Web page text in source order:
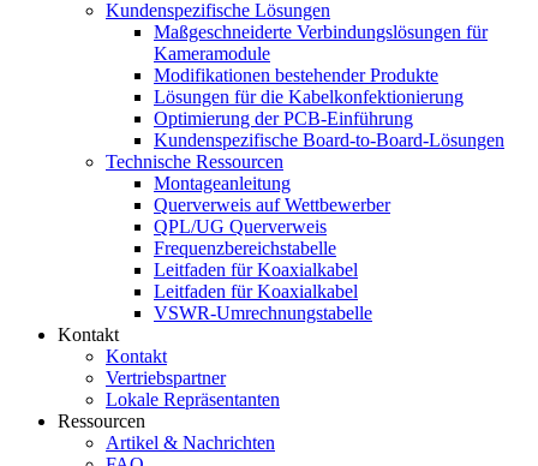
Kundenspezifische Lösungen
Maßgeschneiderte Verbindungslösungen für
Kameramodule
Modifikationen bestehender Produkte
Lösungen für die Kabelkonfektionierung
Optimierung der PCB-Einführung
Kundenspezifische Board-to-Board-Lösungen
Technische Ressourcen
Montageanleitung
Querverweis auf Wettbewerber
QPL/UG Querverweis
Frequenzbereichstabelle
Leitfaden für Koaxialkabel
Leitfaden für Koaxialkabel
VSWR-Umrechnungstabelle
Kontakt
Kontakt
Vertriebspartner
Lokale Repräsentanten
Ressourcen
Artikel & Nachrichten